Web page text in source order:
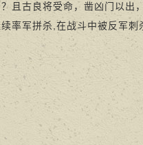
且古良将受命，凿凶门以出
率军拼杀,在战斗中被反军